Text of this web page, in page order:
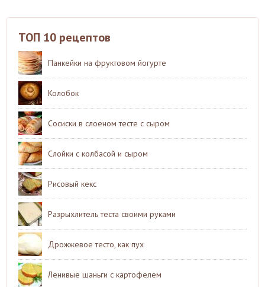
ТОП 10 рецептов
Панкейки на фруктовом йогурте
Колобок
Сосиски в слоеном тесте с сыром
Слойки с колбасой и сыром
Рисовый кекс
Разрыхлитель теста своими руками
Дрожжевое тесто, как пух
Ленивые шаньги с картофелем